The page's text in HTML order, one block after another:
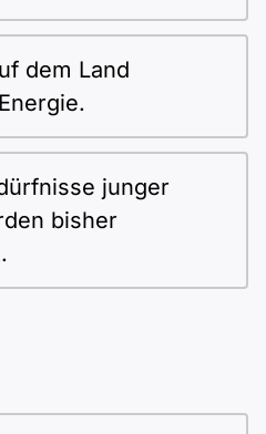
dem Land
junger
bisher